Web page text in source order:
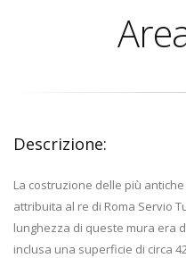
Descrizione:
La costruzione delle più
attribuita al re di Roma Servio
lunghezza di queste mura era
inclusa una superficie di circa